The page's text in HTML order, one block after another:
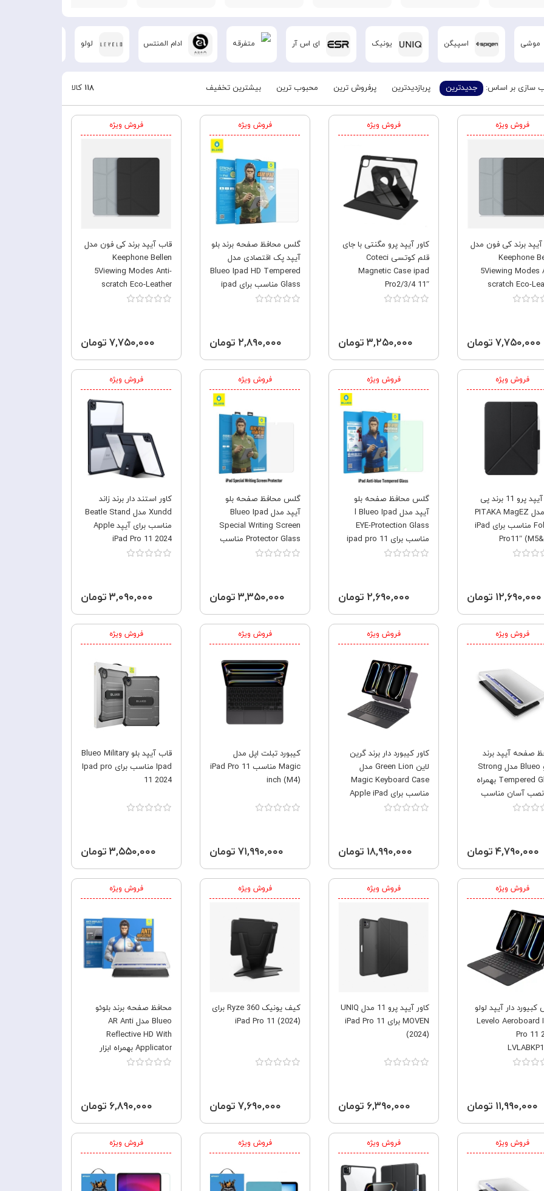
موشی اسپیگن یونیک ای اس آر متفرقه ادام المنتس لولو
سازی بر اساس: جدیدترین پربازدیدترین پرفروش ترین محبوب ترین بیشترین تخفیف ۱۱۸ کالا
فروش ویژه
برند کی فون مدل
Keephone
5Viewing Modes
scratch Eco-
مناسب برای iPad Pro 11
۷,۷۵۰,۰۰۰ تومان
فروش ویژه
کاور آیپد پرو مگنتی با جای
قلم کوتسی Coteci
Magnetic Case ipad
Pro2/3/4 11″
Air4/5/6(M2) 10.9″ ip-099
۳,۲۵۰,۰۰۰ تومان
فروش ویژه
گلس محافظ صفحه برند بلو
آیپد پک اقتصادی مدل
Blueo Ipad HD Tempered
Glass مناسب برای ipad
pro 11 (2024)
۲,۸۹۰,۰۰۰ تومان
فروش ویژه
قاب آیپد برند کی فون مدل
Keephone Bellen
5Viewing Modes Anti-
scratch Eco-Leather
مناسب برای Ipad pro 11
۷,۷۵۰,۰۰۰ تومان
فروش ویژه
کاور آیپد پرو 11 برند پی
تاکا مدل PITAKA MagEZ
Folio 2 مناسب برای iPad
Pro11″
۱۲,۶۹۰,۰۰۰ تومان
فروش ویژه
گلس محافظ صفحه بلو
آیپد مدل l Blueo Ipad
EYE-Protection Glass
مناسب برای ipad pro 11
(2020-2021-2022)
۲,۶۹۰,۰۰۰ تومان
فروش ویژه
گلس محافظ صفحه بلو
آیپد مدل Blueo Ipad
Special Writing Screen
Protector Glass مناسب
برای Ipad pro 11 (2024-
۳,۳۵۰,۰۰۰ تومان
فروش ویژه
کاور استند دار برند زاند
Xundd مدل Beatle Stand
مناسب برای آیپد Apple
iPad Pro 11 2024
۳,۰۹۰,۰۰۰ تومان
فروش ویژه
صفحه آیپد برند
بلوئو Blueo مدل Strong
Tempered Glass بهمراه
نصب آسان مناسب
برای Apple iPad Pro 11
۴,۷۹۰,۰۰۰ تومان
فروش ویژه
کاور کیبورد دار برند گرین
لاین Green Lion مدل
Magic Keyboard Case
مناسب برای Apple iPad
Pro 11 2024
۱۸,۹۹۰,۰۰۰ تومان
فروش ویژه
کیبورد تبلت اپل مدل
Magic مناسب iPad Pro 11
inch (M4)
۷۱,۹۹۰,۰۰۰ تومان
فروش ویژه
قاب آیپد بلو Blueo Military
Ipad مناسب برای Ipad pro
11 2024
۳,۵۵۰,۰۰۰ تومان
فروش ویژه
دار آیپد لولو
Levelo Aeroboard
Pro 11
۱۱,۹۹۰,۰۰۰ تومان
فروش ویژه
کاور آیپد پرو 11 مدل UNIQ
MOVEN برای iPad Pro 11
(2024)
۶,۳۹۰,۰۰۰ تومان
فروش ویژه
کیف یونیک Ryze 360 برای
iPad Pro 11 (2024)
۷,۶۹۰,۰۰۰ تومان
فروش ویژه
محافظ صفحه برند بلوئو
Blueo مدل AR Anti
Reflective HD With
Applicator بهمراه ابزار
نصب آسان مناسب برای
۶,۸۹۰,۰۰۰ تومان
فروش ویژه فروش ویژه فروش ویژه فروش ویژه